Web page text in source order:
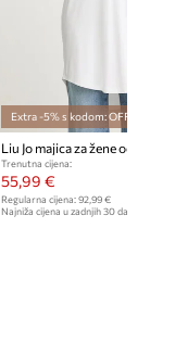
Extra -5% s kodom: OFF*
Liu Jo majica za žene od
Trenutna cijena:
55,99 €
Regularna cijena: 92,99 €
Najniža cijena u zadnjih 30 dana prije